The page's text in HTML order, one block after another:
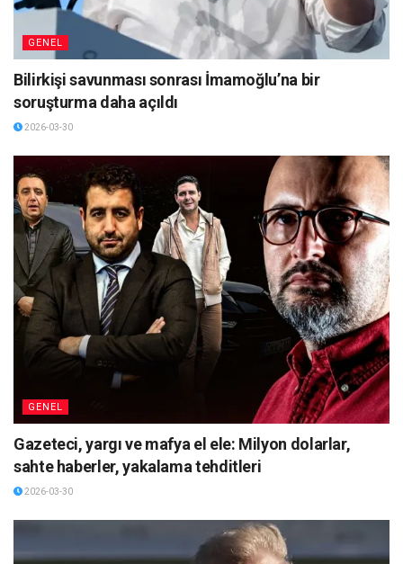
GENEL
Bilirkişi savunması sonrası İmamoğlu’na bir
soruşturma daha açıldı
2026-03-30
GENEL
Gazeteci, yargı ve mafya el ele: Milyon dolarlar,
sahte haberler, yakalama tehditleri
2026-03-30